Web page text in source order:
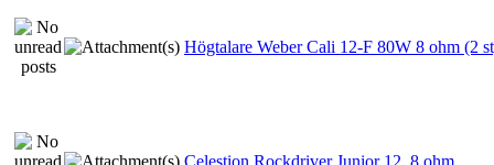
Högtalare Weber Cali 12-F 80W 8 ohm (2
Celestion Rockdriver Junior 12, 8 ohm.